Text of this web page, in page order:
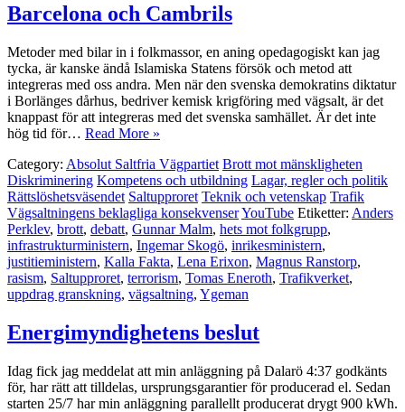
Barcelona och Cambrils
Metoder med bilar in i folkmassor, en aning opedagogiskt kan jag
tycka, är kanske ändå Islamiska Statens försök och metod att
integreras med oss andra. Men när den svenska demokratins diktatur
i Borlänges dårhus, bedriver kemisk krigföring med vägsalt, är det
knappast för att integreras med det svenska samhället. Är det inte
hög tid för… Read More »
Category: Absolut Saltfria Vägpartiet Brott mot mänskligheten
Diskriminering Kompetens och utbildning Lagar, regler och politik
Rättslöshetsväsendet Saltupproret Teknik och vetenskap Trafik
Vägsaltningens beklagliga konsekvenserYouTube Etiketter: Anders
Perklev, brott, debatt, Gunnar Malm, hets mot folkgrupp,
infrastrukturministern, Ingemar Skogö, inrikesministern,
justitieministern, Kalla Fakta, Lena Erixon, Magnus Ranstorp,
rasism, Saltupproret, terrorism, Tomas Eneroth, Trafikverket,
uppdrag granskning, vägsaltning, Ygeman
Energimyndighetens beslut
Idag fick jag meddelat att min anläggning på Dalarö 4:37 godkänts
för, har rätt att tilldelas, ursprungsgarantier för producerad el. Sedan
starten 25/7 har min anläggning parallellt producerat drygt 900 kWh.